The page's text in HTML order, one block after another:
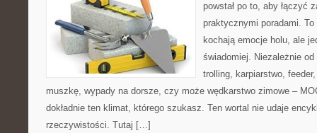
powstał po to, aby łączyć
praktycznymi poradami.
kochają emocje holu, ale
świadomiej. Niezależnie
trolling, karpiarstwo,
muszkę, wypady na dorsze, czy może wędkarstwo zimowe –
dokładnie ten klimat, którego szukasz. Ten wortal nie udaje
rzeczywistości. Tutaj […]